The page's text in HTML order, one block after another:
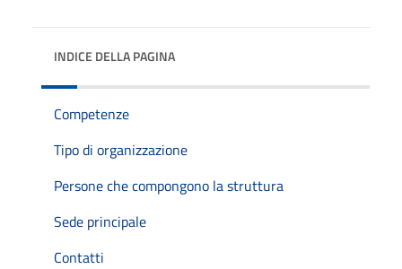
INDICE DELLA PAGINA
Competenze
Tipo di organizzazione
Persone che compongono la struttura
Sede principale
Contatti